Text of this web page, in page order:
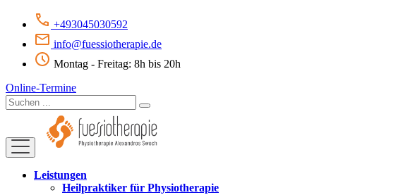
+493045030592
info@fuessiotherapie.de
Montag - Freitag: 8h bis 20h
Online-Termine
Leistungen
Heilpraktiker für Physiotherapie